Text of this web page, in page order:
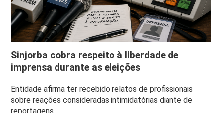
Sinjorba cobra respeito à liberdade de
imprensa durante as eleições
Entidade afirma ter recebido relatos de profissionais
sobre reações consideradas intimidatórias diante de
reportagens